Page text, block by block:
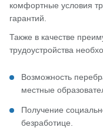
комфортные условия
гарантий.
Также в качестве
трудоустройства
Возможность
местные
Получение
безработице.